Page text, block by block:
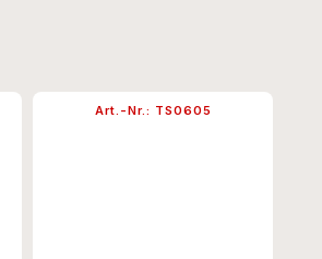
Art.-Nr.: TS0605